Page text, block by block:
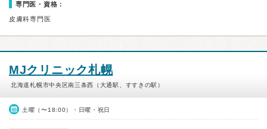
専門医・資格：
皮膚科専門医
MJクリニック札幌
北海道札幌市中央区南三条西（大通駅、すすきの駅）
土曜（〜18:00）・日曜・祝日